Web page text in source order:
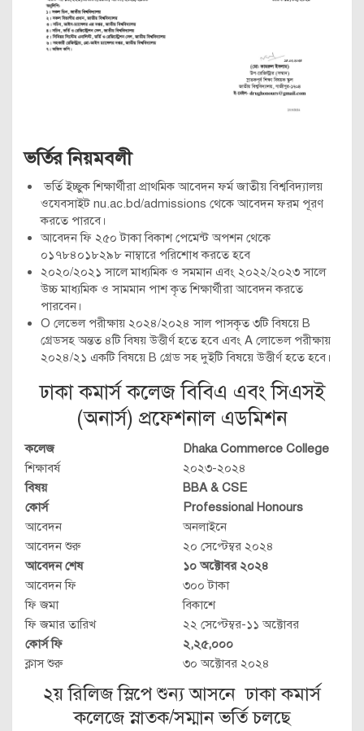
ভর্তির নিয়মবলী
ভর্তি ইচ্ছুক শিক্ষার্থীরা প্রাথমিক আবেদন ফর্ম জাতীয় বিশ্ববিদ্যালয়
ওযেবসাইট nu.ac.bd/admissions থেকে আবেদন ফরম পূরণ
করতে পারবে।
আবেদন ফি ২৫০ টাকা বিকাশ পেমেন্ট অপশন থেকে
০১৭৮৪০১৮২৯৮ নাম্বারে পরিশোধ করতে হবে
২০২০/২০২১ সালে মাধ্যমিক ও সমমান এবং ২০২২/২০২৩ সালে
উচ্চ মাধ্যমিক ও সামমান পাশ কৃত শিক্ষার্থীরা আবেদন করতে
পারবেন।
O লেভেল পরীক্ষায় ২০২৪/২০২৪ সাল পাসকৃত ৩টি বিষয়ে B
গ্রেডসহ অন্তত ৪টি বিষয় উত্তীর্ণ হতে হবে এবং A লোভেল পরীক্ষায়
২০২৪/২১ একটি বিষয়ে B গ্রেড সহ দুইটি বিষয়ে উত্তীর্ণ হতে হবে।
ঢাকা কমার্স কলেজ বিবিএ এবং সিএসই
(অনার্স) প্রফেশনাল এডমিশন
কলেজ
Dhaka Commerce College
শিক্ষাবর্ষ
২০২৩-২০২৪
বিষয়
BBA & CSE
কোর্স
Professional Honours
আবেদন
অনলাইনে
আবেদন শুরু
২০ সেপ্টেম্বর ২০২৪
আবেদন শেষ
১০ অক্টোবর ২০২৪
আবেদন ফি
৩০০ টাকা
ফি জমা
বিকাশে
ফি জমার তারিখ
২২ সেপ্টেম্বর-১১ অক্টোবর
কোর্স ফি
২,২৫,০০০
ক্লাস শুরু
৩০ অক্টোবর ২০২৪
২য় রিলিজ স্লিপে শুন্য আসনে ঢাকা কমার্স
কলেজে স্নাতক/সম্মান ভর্তি চলছে